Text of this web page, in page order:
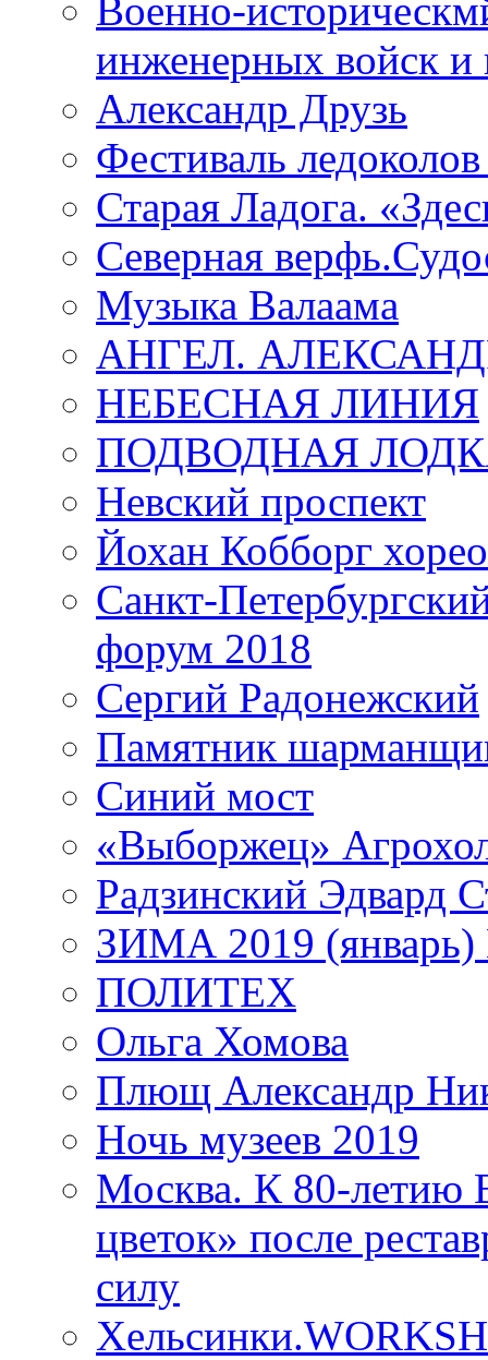
Военно-
инженерных войск и
Александр Друзь
Фестиваль
Старая Ладога.
Северная
Музыка Валаама
АНГЕЛ.
НЕБЕСНАЯ ЛИНИЯ
ПОДВОДНАЯ
Невский проспект
Йохан Кобборг
Санкт-
форум 2018
Сергий Радонежский
Памятник
Синий мост
«Выборжец»
Радзинский Эдвард
ЗИМА 2019 (январь)
ПОЛИТЕХ
Ольга Хомова
Плющ Александр
Ночь музеев 2019
Москва. К 80-
цветок» после
силу